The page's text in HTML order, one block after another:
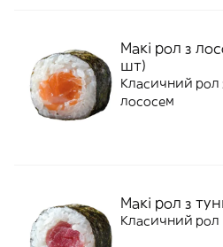
Макі рол з
шт)
Класичний рол
лососем
Макі рол з
Класичний рол